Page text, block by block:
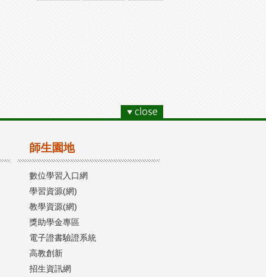
師生園地
數位學習入口網
學習資源(網)
教學資源(網)
獎助學金專區
電子證書驗證系統
高教創新
招生資訊網